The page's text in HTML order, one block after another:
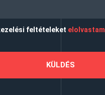
feltételeket elolvastam